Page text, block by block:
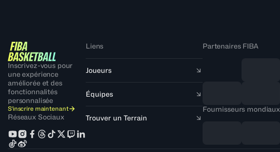
Inscrivez-vous pour
une expérience
améliorée et des
fonctionnalités
personnalisée
S'inscrire maintenant
Réseaux Sociaux
Liens
Joueurs
Équipes
Trouver un Terrain
Partenaires FIBA
Fournisseurs mondiaux